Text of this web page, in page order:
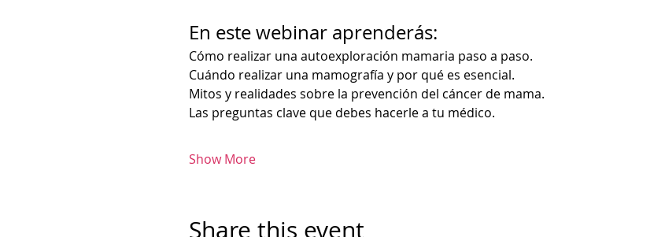
En este webinar aprenderás:
Cómo realizar una autoexploración mamaria paso a paso.
Cuándo realizar una mamografía y por qué es esencial.
Mitos y realidades sobre la prevención del cáncer de mama.
Las preguntas clave que debes hacerle a tu médico.
Show More
Share this event